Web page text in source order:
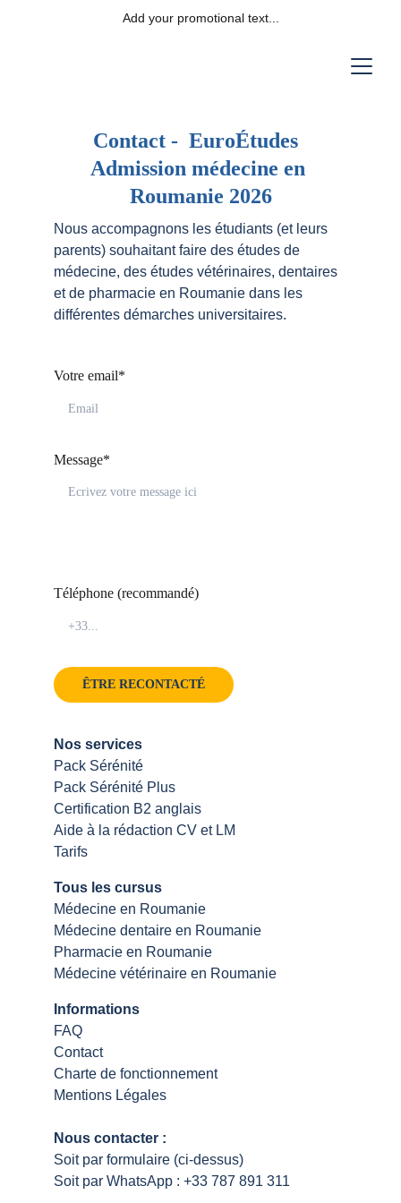
Add your promotional text...
Nous accompagnons les étudiants (et leurs
parents) souhaitant faire des études de
médecine, des études vétérinaires, dentaires
et de pharmacie en Roumanie dans les
différentes démarches universitaires.
Votre email*
Message*
Téléphone (recommandé)
ÊTRE RECONTACTÉ
Nos services
Pack Sérénité
Pack Sérénité Plus
Certification B2 anglais
Aide à la rédaction CV et LM
Tarifs
Tous les cursus
Médecine en Roumanie
Médecine dentaire en Roumanie
Pharmacie en Roumanie
Médecine vétérinaire en Roumanie
Informations
FAQ
Contact
Charte de fonctionnement
Mentions Légales
Nous contacter :
Soit par formulaire (ci-dessus)
Soit par WhatsApp : +33 787 891 311
Contact -  EuroÉtudes
Admission médecine en
Roumanie 2026